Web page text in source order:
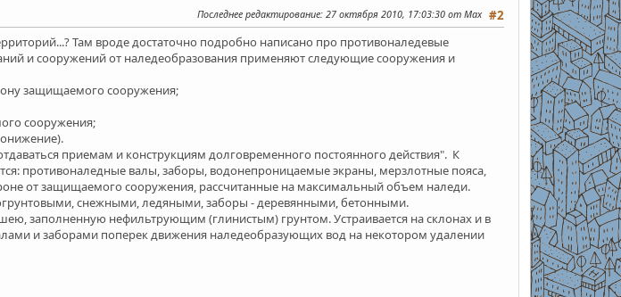
#2
Последнее редактирование: 27 октября 2010, 17:03:30 от Max
Там вроде достаточно подробно написано про противоналедевые
и сооружений от наледеобразования применяют следующие сооружения и
защищаемого сооружения;
сооружения;
приемам и конструкциям долговременного постоянного действия". К
противоналедные валы, заборы, водонепроницаемые экраны, мерзлотные пояса,
от защищаемого сооружения, рассчитанные на максимальный объем наледи.
снежными, ледяными, заборы - деревянными, бетонными.
заполненную нефильтрующим (глинистым) грунтом. Устраивается на склонах и в
и заборами поперек движения наледеобразующих вод на некотором удалении